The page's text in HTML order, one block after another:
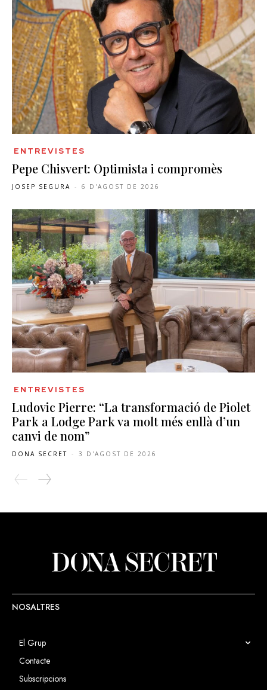
ENTREVISTES
Pepe Chisvert: Optimista i compromès
JOSEP SEGURA - 6 D'AGOST DE 2026
ENTREVISTES
Ludovic Pierre: “La transformació de Piolet
Park a Lodge Park va molt més enllà d’un
canvi de nom”
DONA SECRET - 3 D'AGOST DE 2026
NOSALTRES
El Grup
Contacte
Subscripcions